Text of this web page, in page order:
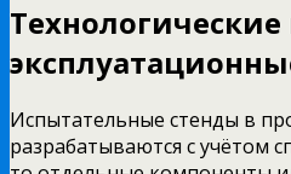
Испытательные стенды в
разрабатываются с учётом